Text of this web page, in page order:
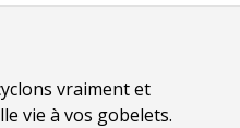
vraiment et
vie à vos gobelets.